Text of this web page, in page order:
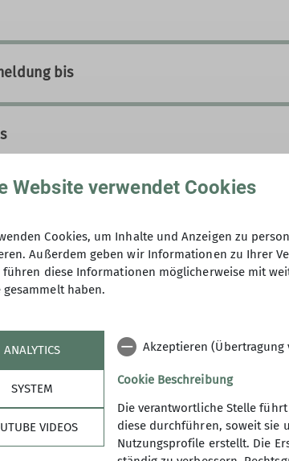
bis
Teilnehmeranzahl
Website verwendet Cookies
Cookies, um Inhalte und Anzeigen zu
Außerdem geben wir Informationen zu Ihrer
führen diese Informationen möglicherweise mit
gesammelt haben.
ANALYTICS
SYSTEM
VIDEOS
Akzeptieren
Cookie Beschreibung
Die verantwortliche Stelle
diese durchführen, soweit sie
Nutzungsprofile erstellt. Die